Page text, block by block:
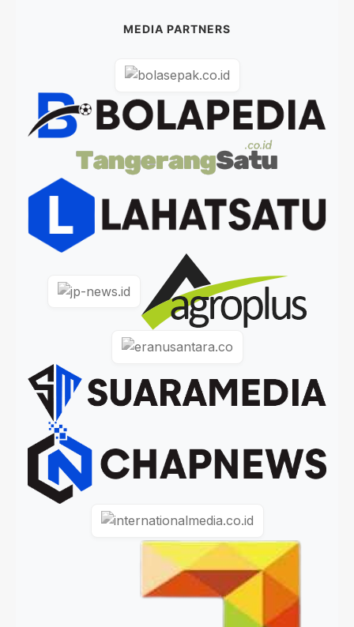
MEDIA PARTNERS